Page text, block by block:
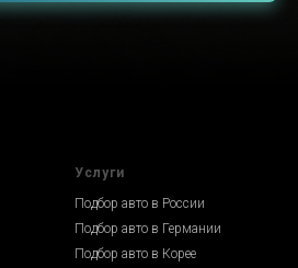
Услуги
Подбор авто в России
Подбор авто в Германии
Подбор авто в Корее